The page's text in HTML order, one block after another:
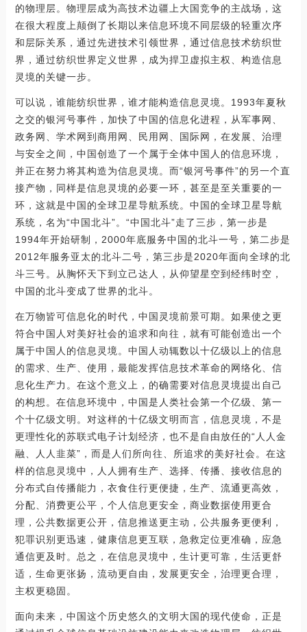
的物理层。物理层成为高技术边疆上大国竞争的主战场，这
在很大程度上颠倒了长期以来信息环境不同层级的轻重次序
和层际关系，通过先进技术引领世界，通过信息技术纺织世
界，通过纺织世界定义世界，成为捍卫虚拟主权、构造信息
灵境的关键一步。
可以说，谁能纺织世界，谁才能构造信息灵境。1993年夏秋
之交的银河号事件，加快了中国的信息化进程，从军事网、
政务网、学术网到商用网、民用网、国际网，在发展、治理
与安全之间，中国创造了一个属于全体中国人的信息环境，
并正在努力将其构造为信息灵境。而“银河号事件”的另一个直
接产物，同样是信息灵境的必要一环，甚至是至关重要的一
环，这就是中国的全球卫星导航系统。中国的全球卫星导航
系统，名为“中国北斗”。“中国北斗”走了三步，第一步是
1994年开始研制，2000年底服务中国的北斗一号，第二步是
2012年服务亚太的北斗二号，第三步是2020年面向全球的北
斗三号。从胸怀天下到立己达人，从仰望星空到经纬时空，
中国的北斗变成了世界的北斗。
在万物皆可信息化的时代，中国灵境前景可期。如果使之更
符合中国人对美好社会的追求和向往，就有可能创造出一个
属于中国人的信息灵境。中国人动辄数以十亿级以上的信息
的需求、生产、使用，最能发挥信息技术革命的网络化、信
息化生产力。在这个意义上，的确需要对信息灵境提出自己
的构想。在信息环境中，中国是人类社会第一个亿级、第一
个十亿级文明。对这样的十亿级文明而言，信息灵境，不是
更理性化的苏联式电子计划经济，也不是自由放任的“人人金
融、人人韭菜”，而是人们所向往、所追求的美好社会。在这
样的信息灵境中，人人拥有生产、选择、传播、接收信息的
分布式自传播能力，衣食住行更便捷，生产、流通更高效，
分配、消费更公平，个人信息更安全，商业数据使用更合
理，公共数据更公开，信息推送更主动，公共服务更便利，
犯罪识别更迅速，健康信息更互联，急救定位更准确，应急
通信更及时。总之，在信息灵境中，生计更可靠，生活更舒
适，生命更张扬，流动更自由，发展更安全，治理更合理，
主权更稳固。
面向未来，中国这个历史悠久的文明大国的现代使命，正是